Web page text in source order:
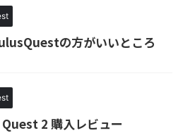
の方がいいところ
2 購入レビュー